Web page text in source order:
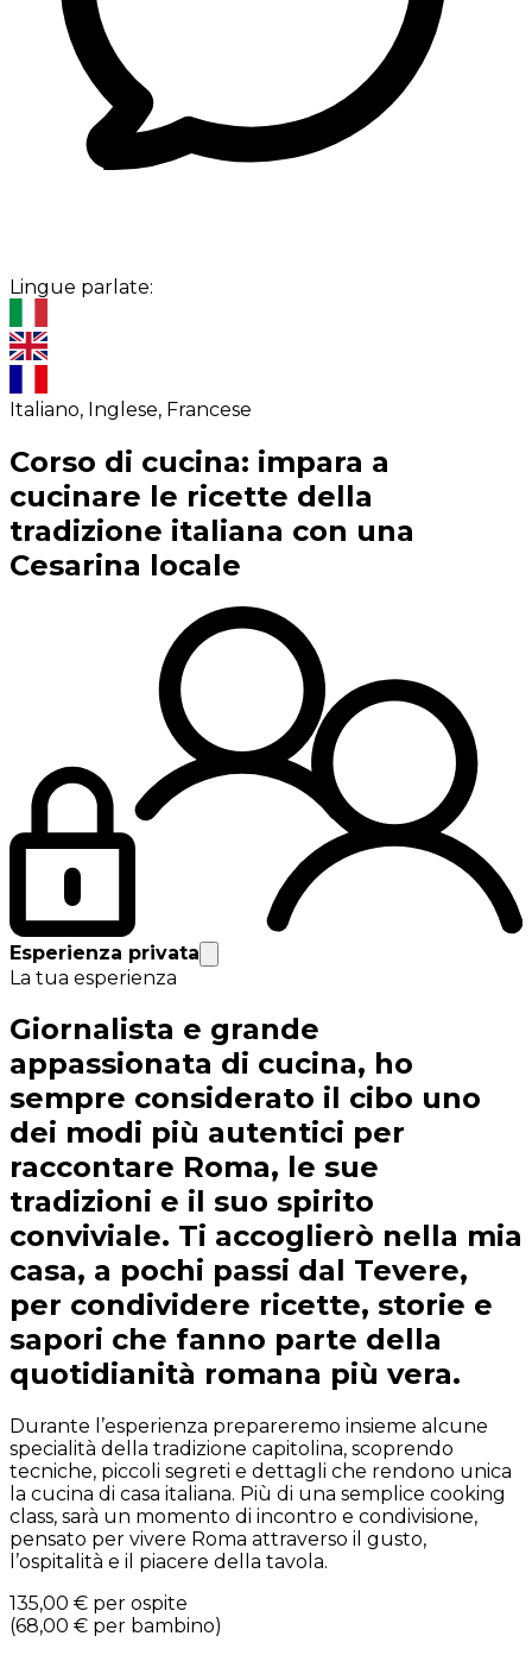
Lingue parlate:
Italiano, Inglese, Francese
Corso di cucina: impara a
cucinare le ricette della
tradizione italiana con una
Cesarina locale
Esperienza privata
La tua esperienza
Giornalista e grande
appassionata di cucina, ho
sempre considerato il cibo uno
dei modi più autentici per
raccontare Roma, le sue
tradizioni e il suo spirito
conviviale. Ti accoglierò nella mia
casa, a pochi passi dal Tevere,
per condividere ricette, storie e
sapori che fanno parte della
quotidianità romana più vera.
Durante l’esperienza prepareremo insieme alcune
specialità della tradizione capitolina, scoprendo
tecniche, piccoli segreti e dettagli che rendono unica
la cucina di casa italiana. Più di una semplice cooking
class, sarà un momento di incontro e condivisione,
pensato per vivere Roma attraverso il gusto,
l’ospitalità e il piacere della tavola.
135,00 € per ospite
(68,00 € per bambino)